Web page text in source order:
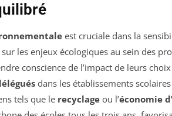
est cruciale dans la
sur les enjeux écologiques au sein des
conscience de l’impact de leurs
dans les établissements
tels que le recyclage ou l’économie